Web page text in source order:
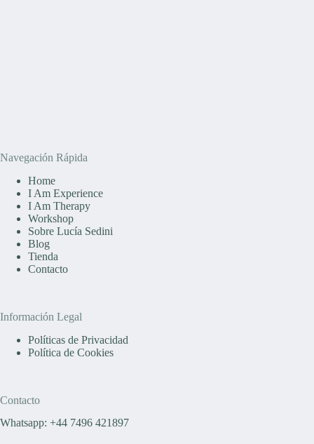
Navegación Rápida
Home
I Am Experience
I Am Therapy
Workshop
Sobre Lucía Sedini
Blog
Tienda
Contacto
Información Legal
Políticas de Privacidad
Política de Cookies
Contacto
Whatsapp: +44 7496 421897